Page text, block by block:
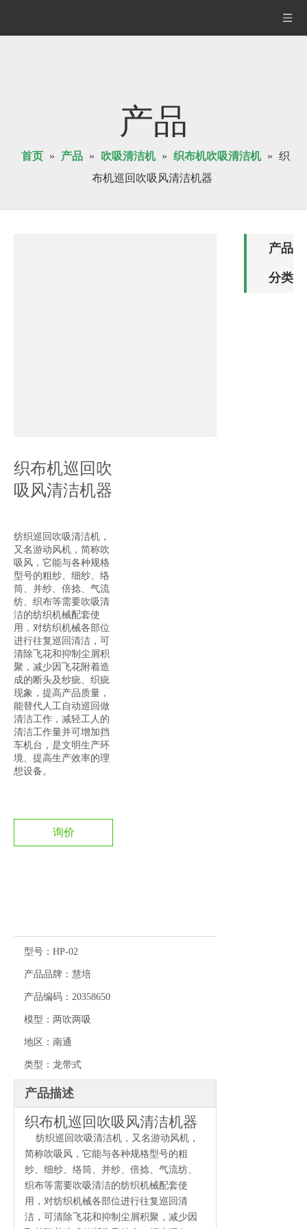
产品
首页 » 产品 » 吹吸清洁机 » 织布机吹吸清洁机 » 织
布机巡回吹吸风清洁机器
织布机巡回吹
吸风清洁机器
纺织巡回吹吸清洁机，
又名游动风机，简称吹
吸风，它能与各种规格
型号的粗纱、细纱、络
筒、并纱、倍捻、气流
纺、织布等需要吹吸清
洁的纺织机械配套使
用，对纺织机械各部位
进行往复巡回清洁，可
清除飞花和抑制尘屑积
聚，减少因飞花附着造
成的断头及纱疵、织疵
现象，提高产品质量，
能替代人工自动巡回做
清洁工作，减轻工人的
清洁工作量并可增加挡
车机台，是文明生产环
境、提高生产效率的理
想设备。
询价
型号： HP-02
产品品牌： 慧培
产品编码： 20358650
模型： 两吹两吸
地区： 南通
类型： 龙带式
产品描述
织布机巡回吹吸风清洁机器
纺织巡回吹吸清洁机，又名游动风机，
简称吹吸风，它能与各种规格型号的粗
纱、细纱、络筒、并纱、倍捻、气流纺、
织布等需要吹吸清洁的纺织机械配套使
用，对纺织机械各部位进行往复巡回清
洁，可清除飞花和抑制尘屑积聚，减少因
产品
分类